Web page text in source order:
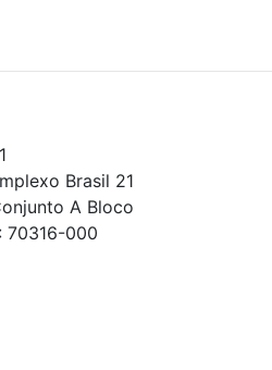
Brasil 21
A Bloco
70316-000